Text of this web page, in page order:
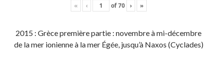
« ‹ of70 › »
2015 : Grèce première partie : novembre à mi-décembre
de la mer ionienne à la mer Égée, jusqu’à Naxos (Cyclades)